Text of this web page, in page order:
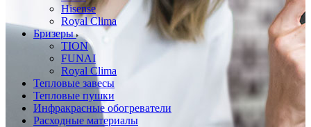
Hisense
Royal Clima
Бризеры
TION
FUNAI
Royal Clima
Тепловые завесы
Тепловые пушки
Инфракрасные обогреватели
Расходные материалы